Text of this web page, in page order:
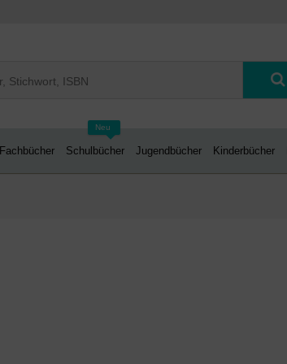
Fachbücher
Neu
Schulbücher Jugendbücher Kinderbücher